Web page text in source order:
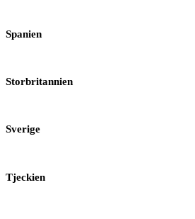
Spanien
Storbritannien
Sverige
Tjeckien